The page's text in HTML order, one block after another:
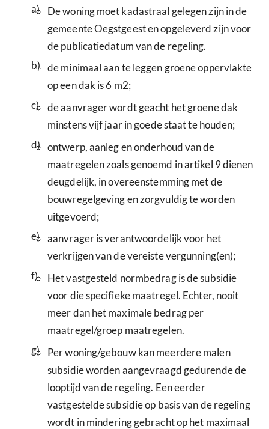
a)
De woning moet kadastraal gelegen zijn in de
gemeente Oegstgeest en opgeleverd zijn voor
de publicatiedatum van de regeling.
b) de minimaal aan te leggen groene oppervlakte
op een dak is 6 m2;
c)
de aanvrager wordt geacht het groene dak
minstens vijf jaar in goede staat te houden;
d) ontwerp, aanleg en onderhoud van de
maatregelen zoals genoemd in artikel 9 dienen
deugdelijk, in overeenstemming met de
bouwregelgeving en zorgvuldig te worden
uitgevoerd;
e)
aanvrager is verantwoordelijk voor het
verkrijgen van de vereiste vergunning(en);
f)
Het vastgesteld normbedrag is de subsidie
voor die specifieke maatregel. Echter, nooit
meer dan het maximale bedrag per
maatregel/groep maatregelen.
g)
Per woning/gebouw kan meerdere malen
subsidie worden aangevraagd gedurende de
looptijd van de regeling. Een eerder
vastgestelde subsidie op basis van de regeling
wordt in mindering gebracht op het maximaal